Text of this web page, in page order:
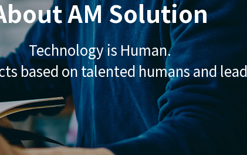
AM Solution
Technology is Human.
based on talented humans and